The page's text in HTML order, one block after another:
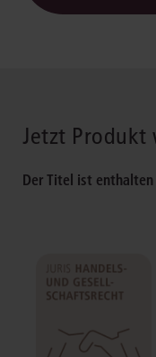
Jetzt Produkt
Der Titel ist enthalten